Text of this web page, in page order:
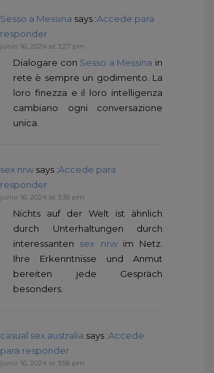
Sesso a Messina says :Accede para
responder
junio 16, 2024 at 3:27 pm
Dialogare con Sesso a Messina in
rete è sempre un godimento. La
loro finezza e il loro intelligenza
cambiano ogni conversazione
unica.
sex nrw says :Accede para
responder
junio 16, 2024 at 3:38 pm
Nichts auf der Welt ist ähnlich
durch Unterhaltungen durch
interessanten sex nrwim Netz.
Ihre Erkenntnisse und Anmut
bereiten jede Gespräch
besonders.
casual sex australia says :Accede
para responder
junio 16, 2024 at 3:58 pm